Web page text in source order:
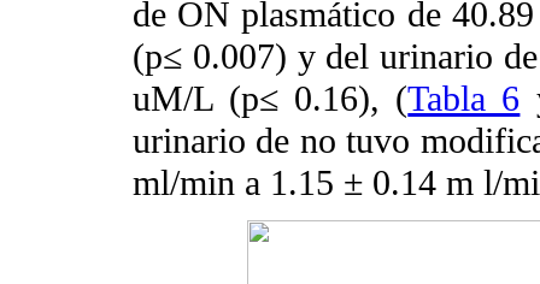
de ON plasmático de
(p≤ 0.007) y del urinario
uM/L (p≤ 0.16), (Tabla 6
urinario de no tuvo
ml/min a 1.15 ± 0.14 m l/